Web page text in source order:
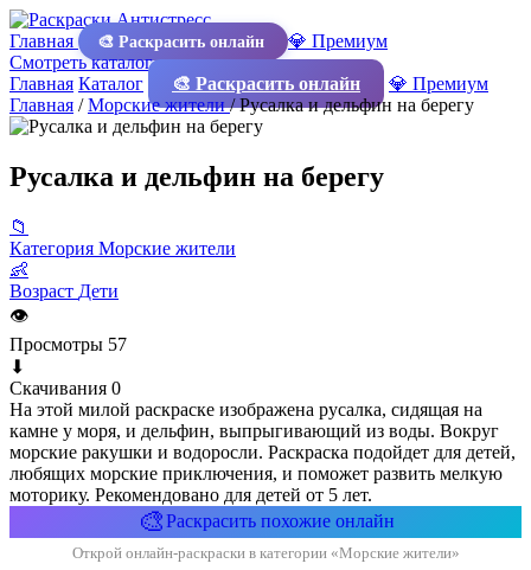
Главная 🎨 Раскрасить онлайн
💎 Премиум
Смотреть каталог
Главная Каталог 🎨 Раскрасить онлайн
💎 Премиум
Главная /Морские жители/Русалка и дельфин на берегу
Русалка и дельфин на берегу
📁
Категория Морские жители
👶
Возраст Дети
👁
Просмотры 57
⬇
Скачивания 0
На этой милой раскраске изображена русалка, сидящая на
камне у моря, и дельфин, выпрыгивающий из воды. Вокруг
морские ракушки и водоросли. Раскраска подойдет для детей,
любящих морские приключения, и поможет развить мелкую
моторику. Рекомендовано для детей от 5 лет.
🎨Раскрасить похожие онлайн
Открой онлайн-раскраски в категории «Морские жители»